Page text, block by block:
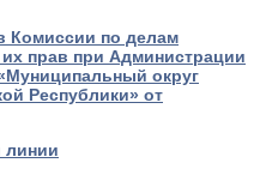
Комиссии по делам
прав при Администрации
округ
Республики» от
линии